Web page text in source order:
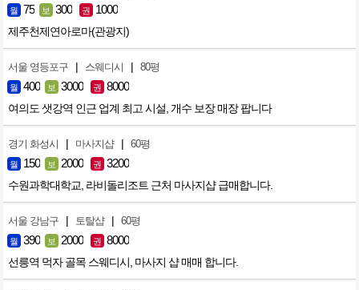
월 75 보 300 권 1000
제주천제연아로마(관광지)
서울 영등포구 | 스웨디시 | 80평
월 400 보 3000 권 8000
여의도 샛강역 인근 업계 최고 시설, 개수 보장 매장 팝니다
경기 화성시 | 마사지샵 | 60평
월 150 보 2000 권 3200
수원과학대학교, 라비돌리조트 근처 마사지샵 급매합니다.
서울 강남구 | 토탈샵 | 60평
월 390 보 2000 권 8000
선릉역 먹자 골목 스웨디시, 마사지 샵 매매 합니다.